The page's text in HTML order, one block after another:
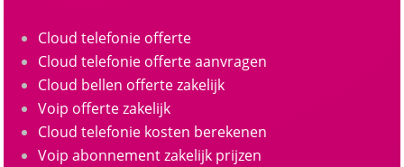
Cloud telefonie offerte
Cloud telefonie offerte aanvragen
Cloud bellen offerte zakelijk
Voip offerte zakelijk
Cloud telefonie kosten berekenen
Voip abonnement zakelijk prijzen